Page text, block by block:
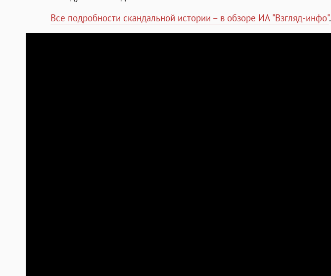
Все подробности скандальной истории – в обзоре ИА "Взгляд-инфо".